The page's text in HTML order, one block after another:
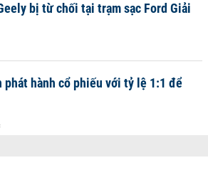
bị từ chối tại trạm sạc Ford Giải
phát hành cổ phiếu với tỷ lệ 1:1 để